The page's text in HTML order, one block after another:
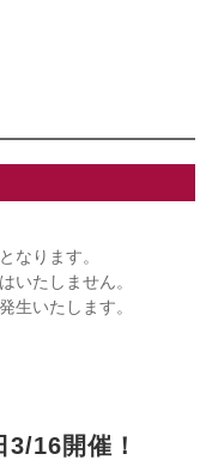
なります。
いたしません。
生いたします。
16開催！